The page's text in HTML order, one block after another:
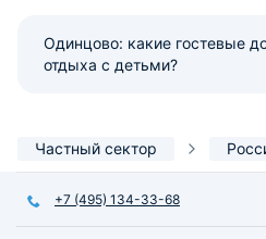
Одинцово: какие гостевые
отдыха с детьми?
Частный сектор
+7 (495) 134-33-68